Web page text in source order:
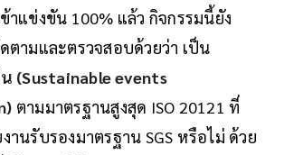
าแข่งขัน 100% แล้ว กิจกรรมนี้ยัง
ตามและตรวจสอบด้วยว่า เป็น
(Sustainable events
ตามมาตรฐานสูงสุด ISO 20121 ที่
านรับรองมาตรฐาน SGS หรือไม่ ด้วย